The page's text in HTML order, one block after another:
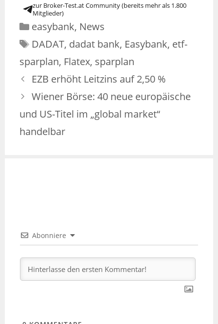
zur Broker-Test.at Community (bereits mehr als 1.800
Mitglieder)
Kategorien
easybank, News
Schlagwörter
DADAT, dadat bank, Easybank, etf-
sparplan, Flatex, sparplan
EZB erhöht Leitzins auf 2,50 %
Wiener Börse: 40 neue europäische
und US-Titel im „global market“
handelbar
Abonniere